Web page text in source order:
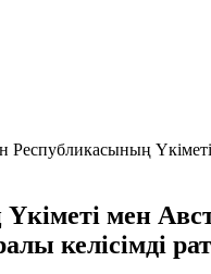
Республикасының
мен
келісімді